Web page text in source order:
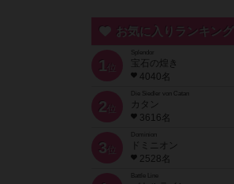
お気に入りランキング
1 位
宝石の煌き
4040名
2 位
Die Siedler von Catan
カタン
3616名
3 位
ドミニオン
2528名
Battle Line